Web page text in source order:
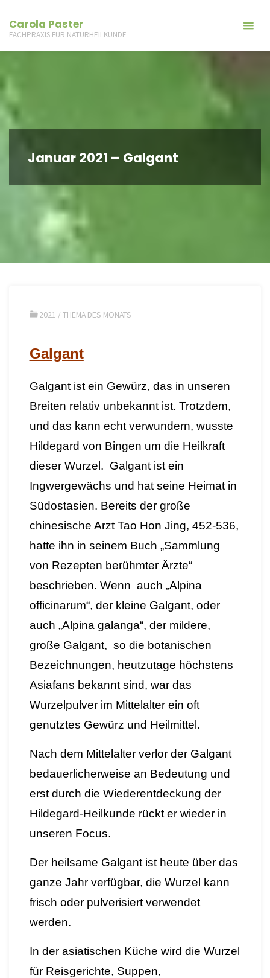
Carola Paster
FACHPRAXIS FÜR NATURHEILKUNDE
Januar 2021 – Galgant
2021 /THEMA DES MONATS
Galgant
Galgant ist ein Gewürz, das in unseren
Breiten relativ unbekannt ist. Trotzdem,
und das kann echt verwundern, wusste
Hildegard von Bingen um die Heilkraft
dieser Wurzel. Galgant ist ein
Ingwergewächs und hat seine Heimat in
Südostasien. Bereits der große
chinesische Arzt Tao Hon Jing, 452-536,
hatte ihn in seinem Buch „Sammlung
von Rezepten berühmter Ärzte“
beschrieben. Wenn auch „Alpina
officinarum“, der kleine Galgant, oder
auch „Alpina galanga“, der mildere,
große Galgant, so die botanischen
Bezeichnungen, heutzutage höchstens
Asiafans bekannt sind, war das
Wurzelpulver im Mittelalter ein oft
genutztes Gewürz und Heilmittel.
Nach dem Mittelalter verlor der Galgant
bedauerlicherweise an Bedeutung und
erst durch die Wiederentdeckung der
Hildegard-Heilkunde rückt er wieder in
unseren Focus.
Der heilsame Galgant ist heute über das
ganze Jahr verfügbar, die Wurzel kann
frisch oder pulverisiert verwendet
werden.
In der asiatischen Küche wird die Wurzel
für Reisgerichte, Suppen,